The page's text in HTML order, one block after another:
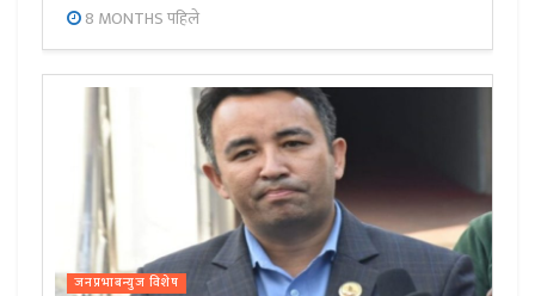
8 MONTHS पहिले
जनप्रभाबन्युज विशेष